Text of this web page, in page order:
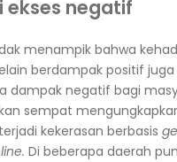
ekses negatif
menampik bahwa
berdampak positif juga
dampak negatif bagi
sempat
kekerasan berbasis
Di beberapa daerah